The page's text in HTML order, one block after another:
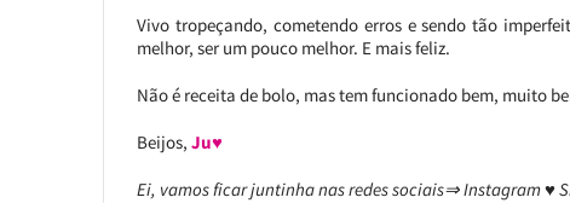
Vivo tropeçando, cometendo erros e sendo tão
melhor, ser um pouco melhor. E mais feliz.
Não é receita de bolo, mas tem funcionado bem, muito
Beijos, Ju♥
Ei, vamos ficar juntinha nas redes sociais⇒ Instagram ♥